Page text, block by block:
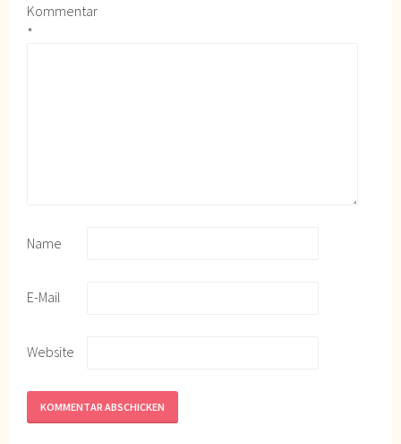
Kommentar
*
Name
E-Mail
Website